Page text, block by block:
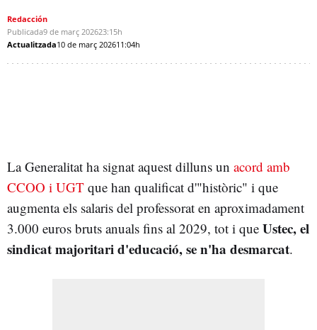
Redacción
Publicada9 de març 202623:15h
Actualitzada10 de març 202611:04h
La Generalitat ha signat aquest dilluns un acord amb
CCOO i UGT que han qualificat d'"històric" i que
augmenta els salaris del professorat en aproximadament
3.000 euros bruts anuals fins al 2029, tot i que Ustec, el
sindicat majoritari d'educació, se n'ha desmarcat.